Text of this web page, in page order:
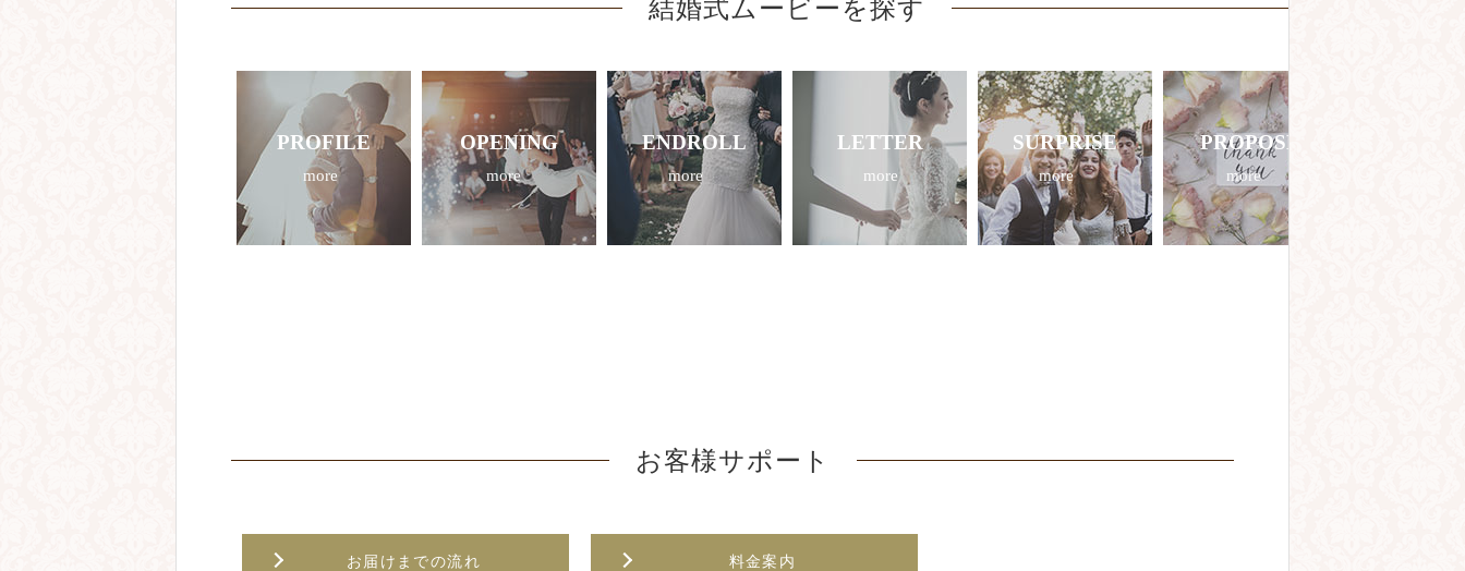
結婚式ムービーを探す
PROFILE
more
OPENING
more
ENDROLL
more
LETTER
more
SURPRISE
more
PROPOSE
more
お客様サポート
お届けまでの流れ 料金案内